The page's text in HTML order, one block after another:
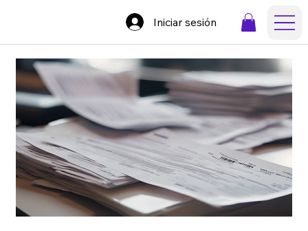
Iniciar sesión